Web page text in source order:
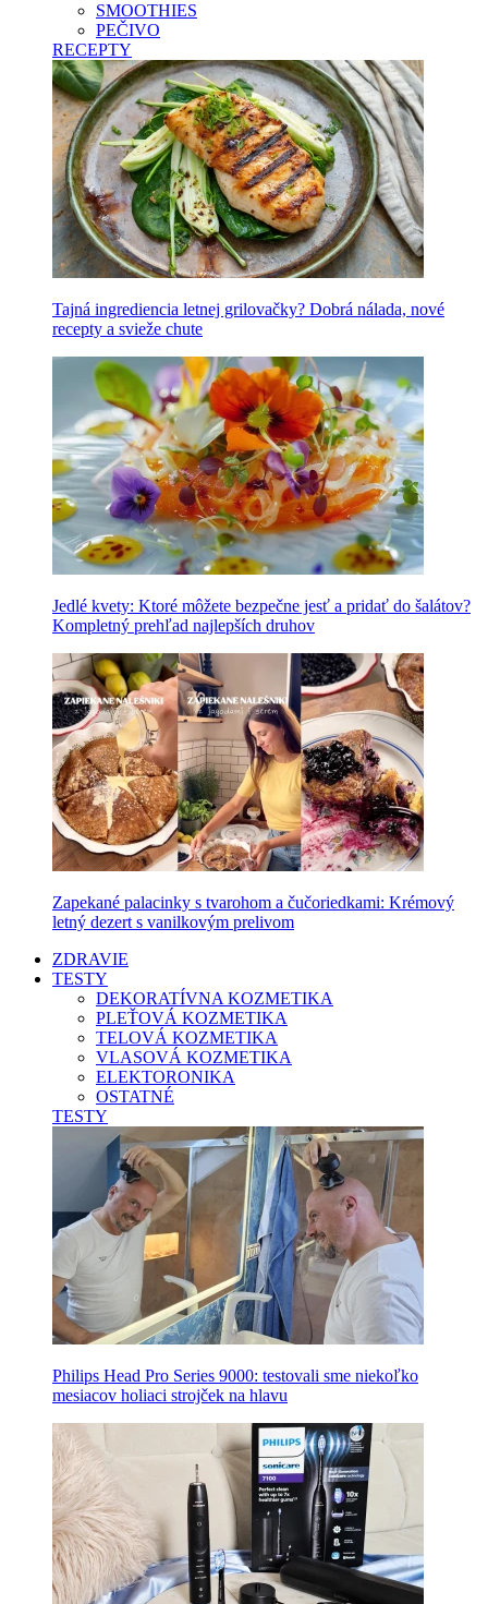
SMOOTHIES
PEČIVO
RECEPTY
Tajná ingrediencia letnej grilovačky? Dobrá nálada, nové
recepty a svieže chute
Jedlé kvety: Ktoré môžete bezpečne jesť a pridať do šalátov?
Kompletný prehľad najlepších druhov
Zapekané palacinky s tvarohom a čučoriedkami: Krémový
letný dezert s vanilkovým prelivom
ZDRAVIE
TESTY
DEKORATÍVNA KOZMETIKA
PLEŤOVÁ KOZMETIKA
TELOVÁ KOZMETIKA
VLASOVÁ KOZMETIKA
ELEKTORONIKA
OSTATNÉ
TESTY
Philips Head Pro Series 9000: testovali sme niekoľko
mesiacov holiaci strojček na hlavu